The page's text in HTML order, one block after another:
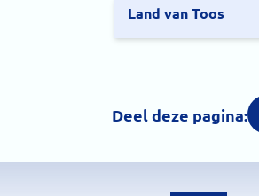
Land van Toos
Deel deze pagina: